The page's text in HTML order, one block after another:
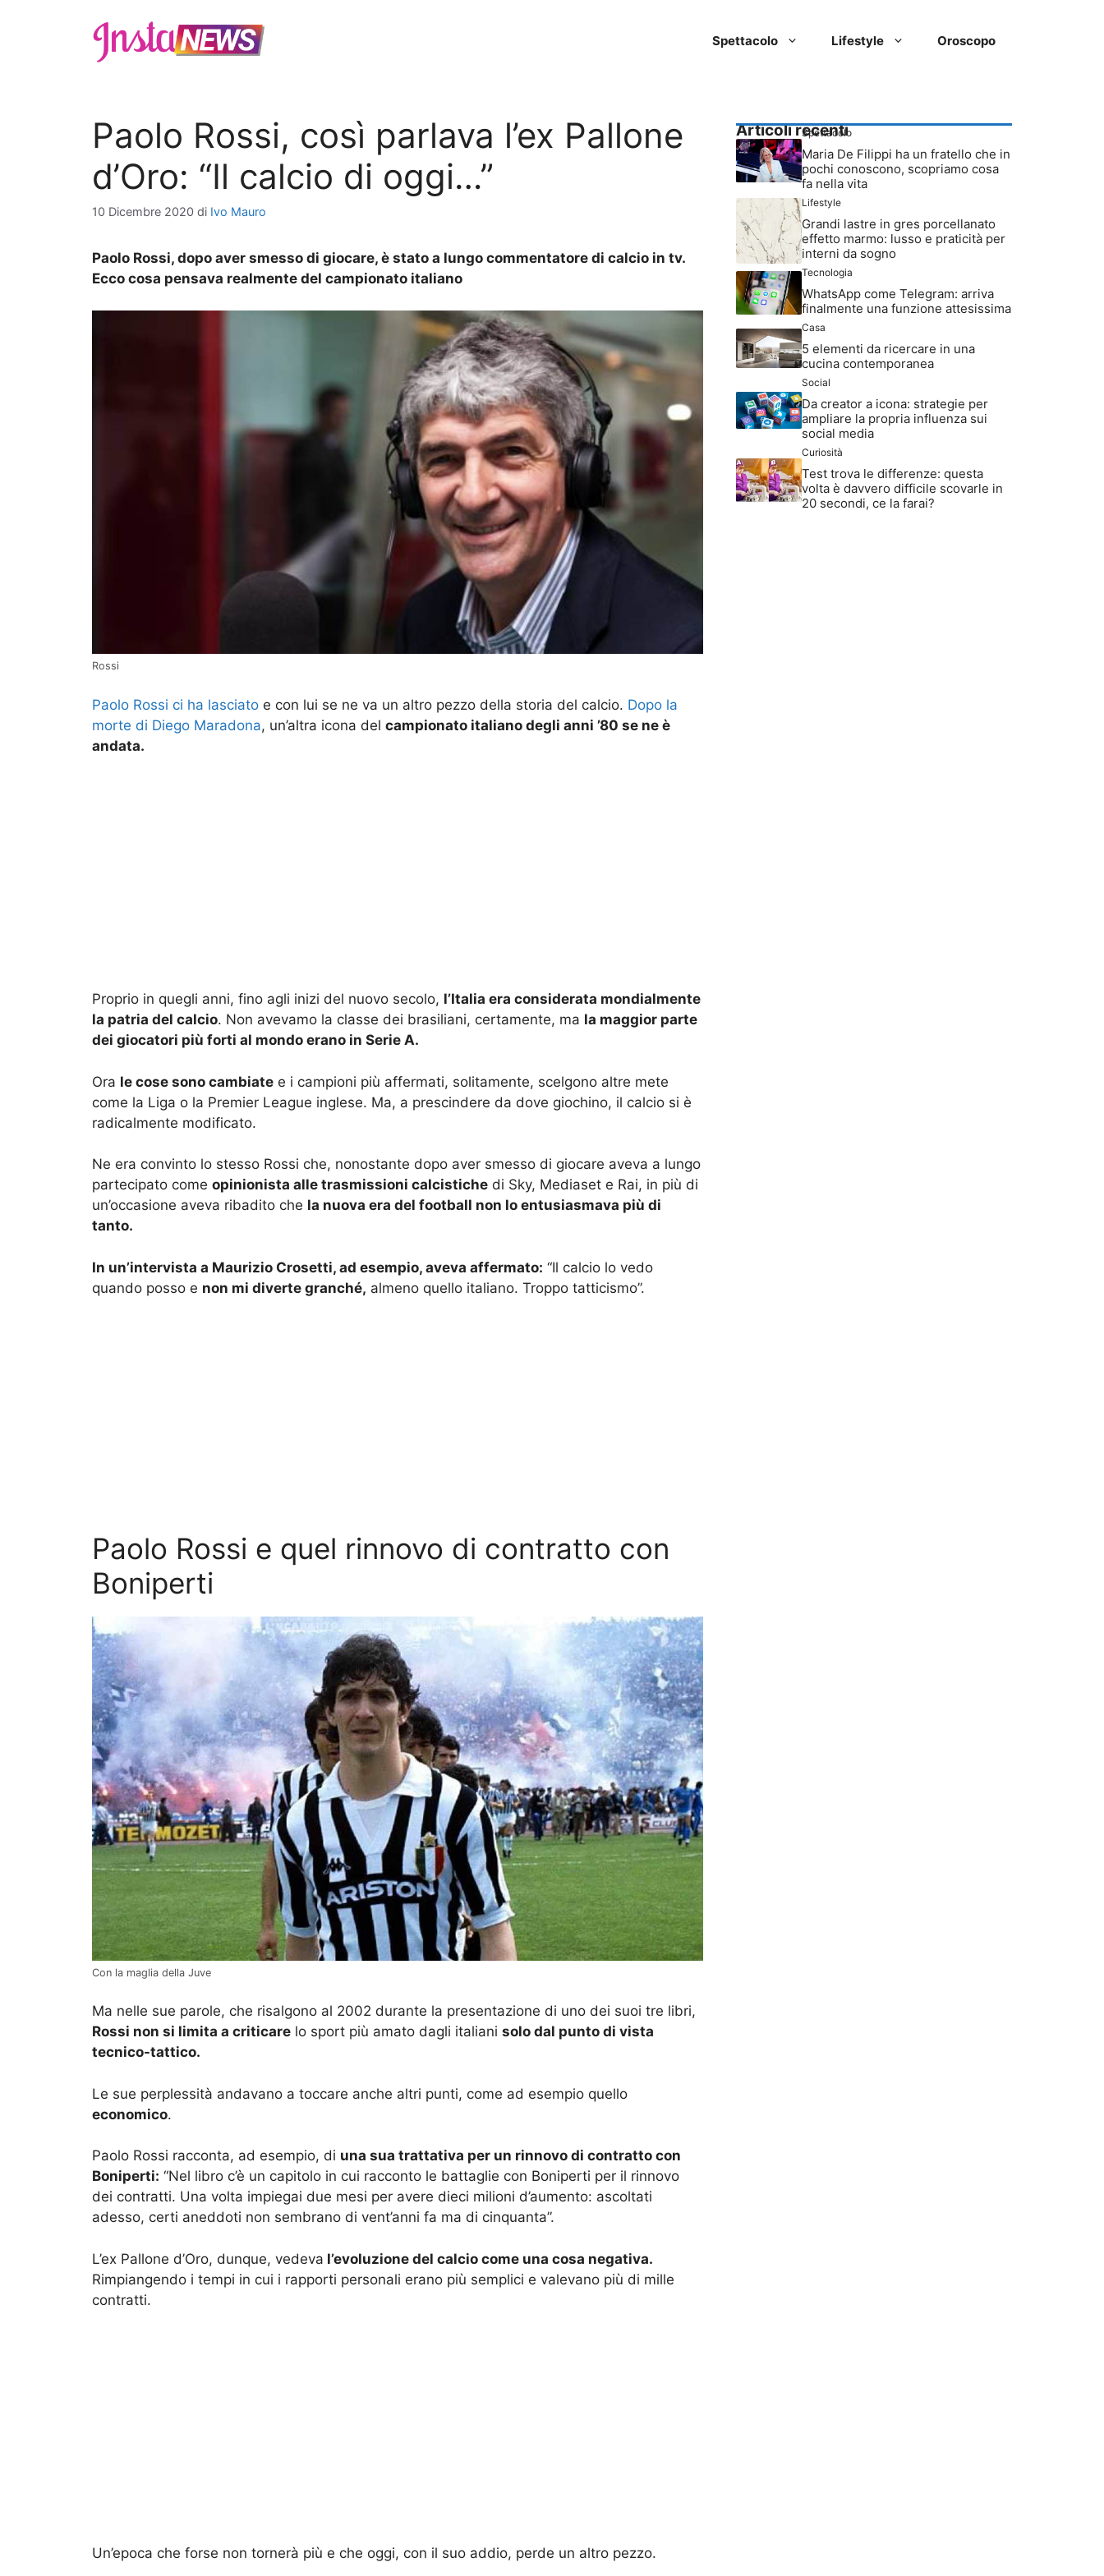
Spettacolo Lifestyle Oroscopo
Paolo Rossi, così parlava l’ex Pallone
d’Oro: “Il calcio di oggi…”
10 Dicembre 2020 di Ivo Mauro
Paolo Rossi, dopo aver smesso di giocare, è stato a lungo commentatore di calcio in tv.
Ecco cosa pensava realmente del campionato italiano
Rossi
Paolo Rossi ci ha lasciato e con lui se ne va un altro pezzo della storia del calcio. Dopo la
morte di Diego Maradona, un’altra icona del campionato italiano degli anni ’80 se ne è
andata.
Proprio in quegli anni, fino agli inizi del nuovo secolo, l’Italia era considerata mondialmente
la patria del calcio. Non avevamo la classe dei brasiliani, certamente, ma la maggior parte
dei giocatori più forti al mondo erano in Serie A.
Ora le cose sono cambiate e i campioni più affermati, solitamente, scelgono altre mete
come la Liga o la Premier League inglese. Ma, a prescindere da dove giochino, il calcio si è
radicalmente modificato.
Ne era convinto lo stesso Rossi che, nonostante dopo aver smesso di giocare aveva a lungo
partecipato come opinionista alle trasmissioni calcistiche di Sky, Mediaset e Rai, in più di
un’occasione aveva ribadito che la nuova era del football non lo entusiasmava più di
tanto.
In un’intervista a Maurizio Crosetti, ad esempio, aveva affermato: “Il calcio lo vedo
quando posso e non mi diverte granché, almeno quello italiano. Troppo tatticismo”.
Paolo Rossi e quel rinnovo di contratto con
Boniperti
Con la maglia della Juve
Ma nelle sue parole, che risalgono al 2002 durante la presentazione di uno dei suoi tre libri,
Rossi non si limita a criticare lo sport più amato dagli italiani solo dal punto di vista
tecnico-tattico.
Le sue perplessità andavano a toccare anche altri punti, come ad esempio quello
economico.
Paolo Rossi racconta, ad esempio, di una sua trattativa per un rinnovo di contratto con
Boniperti: “Nel libro c’è un capitolo in cui racconto le battaglie con Boniperti per il rinnovo
dei contratti. Una volta impiegai due mesi per avere dieci milioni d’aumento: ascoltati
adesso, certi aneddoti non sembrano di vent’anni fa ma di cinquanta”.
L’ex Pallone d’Oro, dunque, vedeva l’evoluzione del calcio come una cosa negativa.
Rimpiangendo i tempi in cui i rapporti personali erano più semplici e valevano più di mille
contratti.
Un’epoca che forse non tornerà più e che oggi, con il suo addio, perde un altro pezzo.
Articoli recenti
Spettacolo
Maria De Filippi ha un fratello che in
pochi conoscono, scopriamo cosa
fa nella vita
Lifestyle
Grandi lastre in gres porcellanato
effetto marmo: lusso e praticità per
interni da sogno
Tecnologia
WhatsApp come Telegram: arriva
finalmente una funzione attesissima
Casa
5 elementi da ricercare in una
cucina contemporanea
Social
Da creator a icona: strategie per
ampliare la propria influenza sui
social media
Curiosità
Test trova le differenze: questa
volta è davvero difficile scovarle in
20 secondi, ce la farai?